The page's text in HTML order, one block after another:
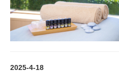
2025-4-18